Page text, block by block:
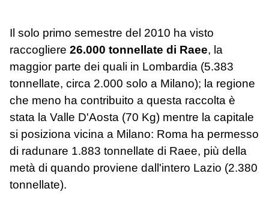
Il solo primo semestre del 2010 ha visto
raccogliere 26.000 tonnellate di Raee, la
maggior parte dei quali in Lombardia (5.383
tonnellate, circa 2.000 solo a Milano); la regione
che meno ha contribuito a questa raccolta è
stata la Valle D'Aosta (70 Kg) mentre la capitale
si posiziona vicina a Milano: Roma ha permesso
di radunare 1.883 tonnellate di Raee, più della
metà di quando proviene dall'intero Lazio (2.380
tonnellate).